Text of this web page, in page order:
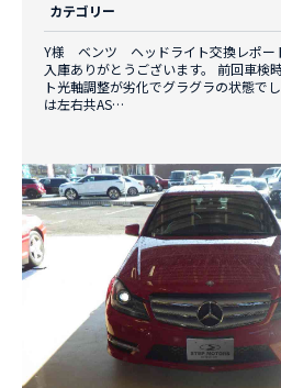
カテゴリー
Y様 ベンツ ヘッドライト交換レポー
入庫ありがとうございます。 前回車検
ト光軸調整が劣化でグラグラの状態で
は左右共AS…